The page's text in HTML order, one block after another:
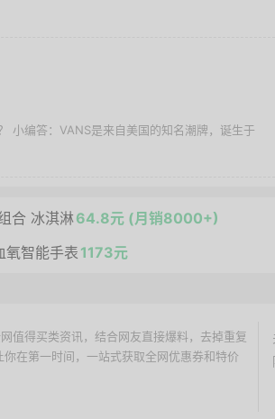
小编答：VANS是来自美国的知名潮牌，诞生于
合 冰淇淋 64.8元 (月销8000+)
氧智能手表 1173元
值得买类资讯，结合网友直接爆料，去掉重复
在第一时间，一站式获取全网优惠券和特价